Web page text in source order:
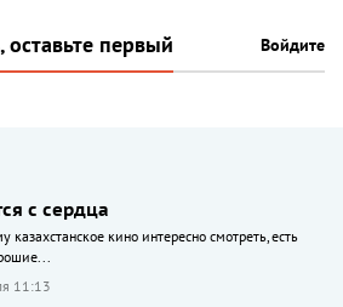
оставьте первый Войдите
с сердца
казахстанское кино интересно смотреть, есть
11:13